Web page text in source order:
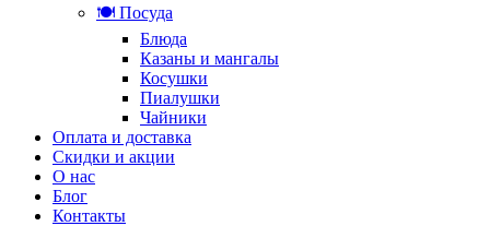
🍽️ Посуда
Блюда
Казаны и мангалы
Косушки
Пиалушки
Чайники
Оплата и доставка
Скидки и акции
О нас
Блог
Контакты